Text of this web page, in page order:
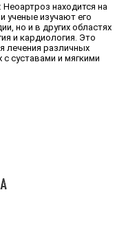
: Неоартроз находится на
ученые изучают его
но и в других областях
и кардиология. Это
лечения различных
суставами и мягкими